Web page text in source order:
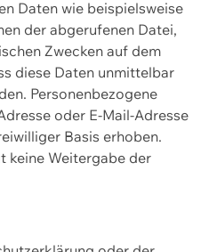
Daten wie beispielsweise
der abgerufenen Datei,
Zwecken auf dem
diese Daten unmittelbar
Personenbezogene
oder E-Mail-Adresse
Basis erhoben.
keine Weitergabe der